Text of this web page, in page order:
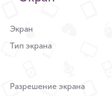
Экран
Тип экрана
Разрешение экрана